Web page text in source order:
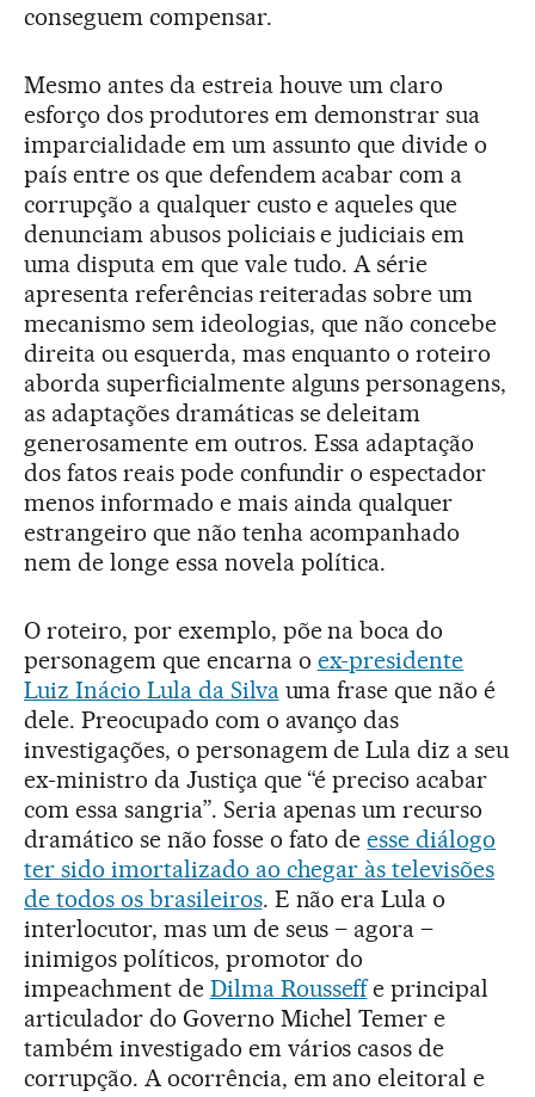
conseguem compensar.
Mesmo antes da estreia houve um claro
esforço dos produtores em demonstrar sua
imparcialidade em um assunto que divide o
país entre os que defendem acabar com a
corrupção a qualquer custo e aqueles que
denunciam abusos policiais e judiciais em
uma disputa em que vale tudo. A série
apresenta referências reiteradas sobre um
mecanismo sem ideologias, que não concebe
direita ou esquerda, mas enquanto o roteiro
aborda superficialmente alguns personagens,
as adaptações dramáticas se deleitam
generosamente em outros. Essa adaptação
dos fatos reais pode confundir o espectador
menos informado e mais ainda qualquer
estrangeiro que não tenha acompanhado
nem de longe essa novela política.
O roteiro, por exemplo, põe na boca do
personagem que encarna o ex-presidente
Luiz Inácio Lula da Silvauma frase que não é
dele. Preocupado com o avanço das
investigações, o personagem de Lula diz a seu
ex-ministro da Justiça que “é preciso acabar
com essa sangria”. Seria apenas um recurso
dramático se não fosse o fato deesse diálogo
ter sido imortalizado ao chegar às televisões
de todos os brasileiros. E não era Lula o
interlocutor, mas um de seus – agora –
inimigos políticos, promotor do
impeachment de Dilma Rousseffe principal
articulador do Governo Michel Temer e
também investigado em vários casos de
corrupção. A ocorrência, em ano eleitoral e